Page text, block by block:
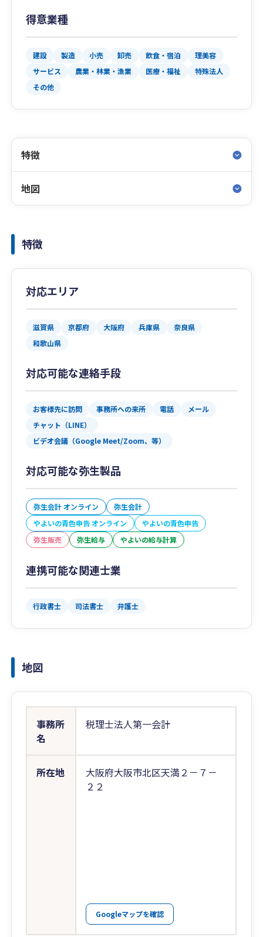
得意業種
建設 製造 小売 卸売 飲食・宿泊
理美容
サービス
農業・林業・漁業 医療・福祉
特殊法人
その他
特徴
地図
特徴
対応エリア
滋賀県 京都府 大阪府 兵庫県
奈良県
和歌山県
対応可能な連絡手段
お客様先に訪問 事務所への来所 電話
メール
チャット（LINE）
ビデオ会議（Google Meet/Zoom、等）
対応可能な弥生製品
弥生会計 オンライン
弥生会計
やよいの青色申告 オンライン
やよいの青色申告
弥生販売
弥生給与 やよいの給与計算
連携可能な関連士業
行政書士 司法書士 弁護士
地図
事務所
名
税理士法人第一会計
所在地
大阪府大阪市北区天満２－７－
２２
Googleマップを確認